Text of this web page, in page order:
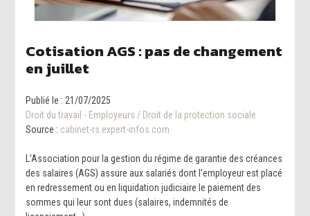
Cotisation AGS : pas de changement
en juillet
Publié le : 21/07/2025
Droit du travail - Employeurs / Droit de la protection sociale
Source : cabinet-rs.expert-infos.com
L’Association pour la gestion du régime de garantie des créances
des salaires (AGS) assure aux salariés dont l’employeur est placé
en redressement ou en liquidation judiciaire le paiement des
sommes qui leur sont dues (salaires, indemnités de